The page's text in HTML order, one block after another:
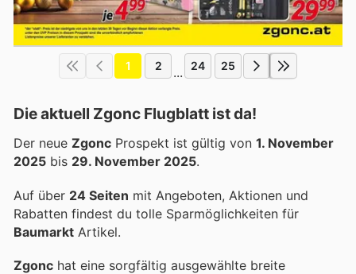
1 2 ... 24 25
Die aktuell Zgonc Flugblatt ist da!
Der neue Zgonc Prospekt ist gültig von 1. November
2025 bis 29. November 2025.
Auf über 24 Seiten mit Angeboten, Aktionen und
Rabatten findest du tolle Sparmöglichkeiten für
Baumarkt Artikel.
Zgonc hat eine sorgfältig ausgewählte breite